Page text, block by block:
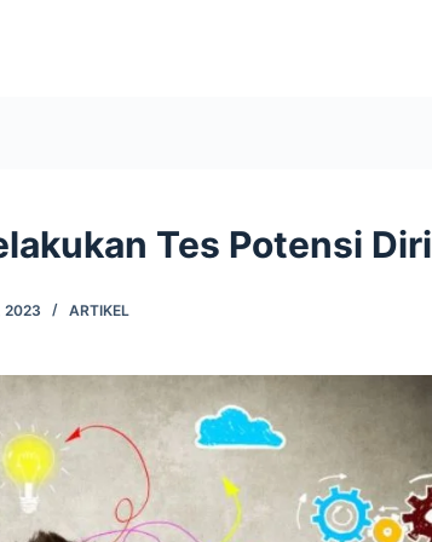
Tes Potensi Diri
2023 ARTIKEL